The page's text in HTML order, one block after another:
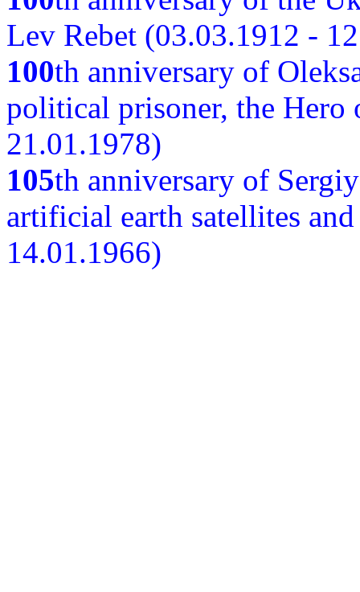
Lev Rebet (03.03.1912 -
100th anniversary of
political prisoner, the
21.01.1978)
105th anniversary of
artificial earth satellites
14.01.1966)